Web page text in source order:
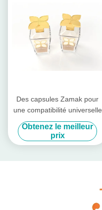
Des capsules Zamak pour
une compatibilité universelle
Obtenez le meilleur
prix